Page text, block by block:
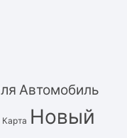
Автомобиль
Карта Новый